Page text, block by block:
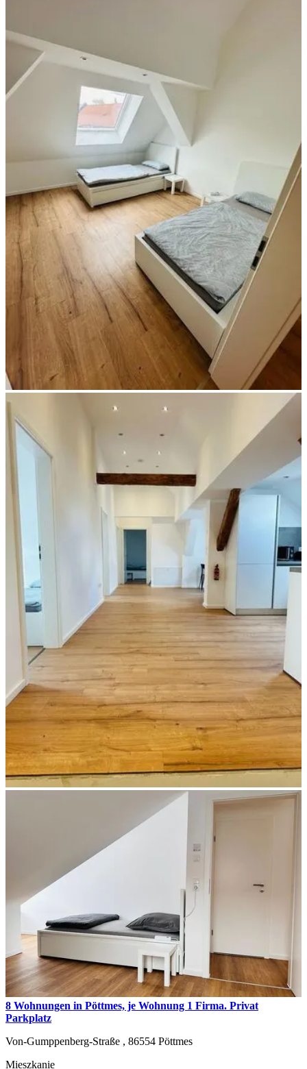
8 Wohnungen in Pöttmes, je Wohnung 1 Firma. Privat
Parkplatz
Von-Gumppenberg-Straße , 86554 Pöttmes
Mieszkanie